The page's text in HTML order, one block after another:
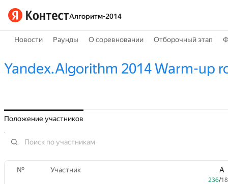
Алгоритм-2014
Новости Раунды О соревновании Отборочный этап
Yandex.Algorithm 2014 Warm-up
Положение участников
№ Участник A
236/